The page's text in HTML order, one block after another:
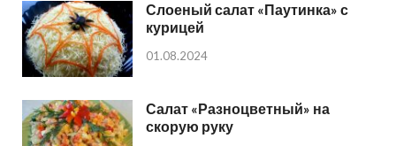
Слоеный салат «Паутинка» с
курицей
01.08.2024
Салат «Разноцветный» на
скорую руку